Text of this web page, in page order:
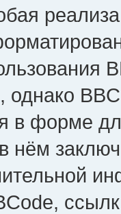
однако
в форме
нём